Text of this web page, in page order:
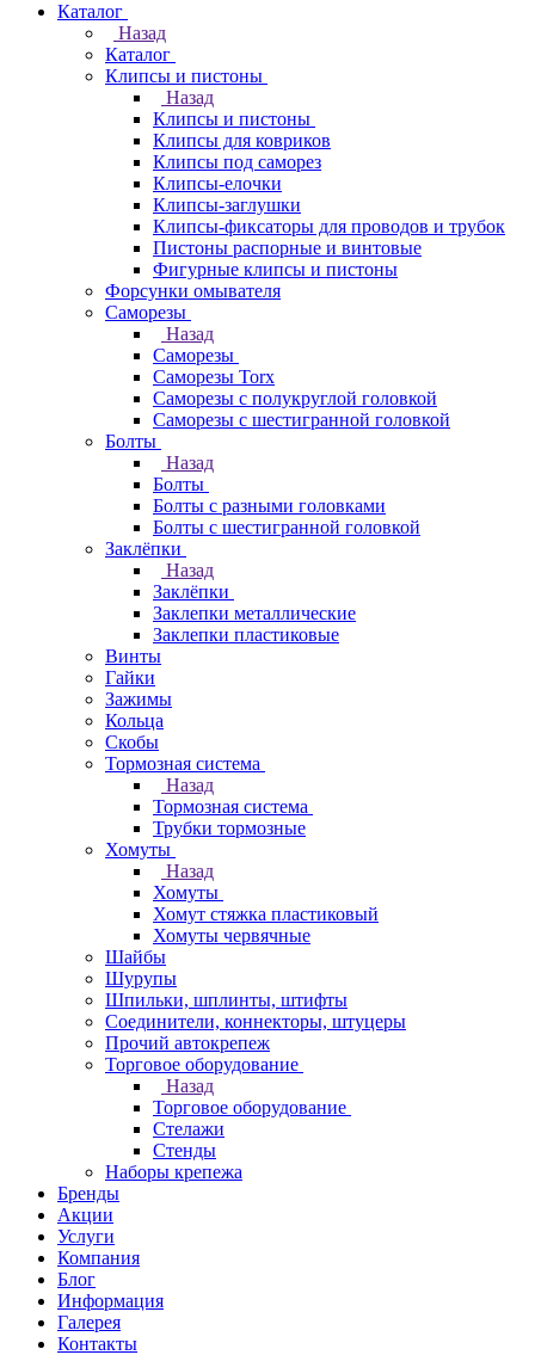
Каталог
Назад
Каталог
Клипсы и пистоны
Назад
Клипсы и пистоны
Клипсы для ковриков
Клипсы под саморез
Клипсы-елочки
Клипсы-заглушки
Клипсы-фиксаторы для проводов и трубок
Пистоны распорные и винтовые
Фигурные клипсы и пистоны
Форсунки омывателя
Саморезы
Назад
Саморезы
Саморезы Torx
Саморезы с полукруглой головкой
Саморезы с шестигранной головкой
Болты
Назад
Болты
Болты с разными головками
Болты с шестигранной головкой
Заклёпки
Назад
Заклёпки
Заклепки металлические
Заклепки пластиковые
Винты
Гайки
Зажимы
Кольца
Скобы
Тормозная система
Назад
Тормозная система
Трубки тормозные
Хомуты
Назад
Хомуты
Хомут стяжка пластиковый
Хомуты червячные
Шайбы
Шурупы
Шпильки, шплинты, штифты
Соединители, коннекторы, штуцеры
Прочий автокрепеж
Торговое оборудование
Назад
Торговое оборудование
Стелажи
Стенды
Наборы крепежа
Бренды
Акции
Услуги
Компания
Блог
Информация
Галерея
Контакты